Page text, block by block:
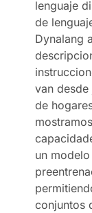
lenguaje
de
Dynalang
van
de
un
conjuntos